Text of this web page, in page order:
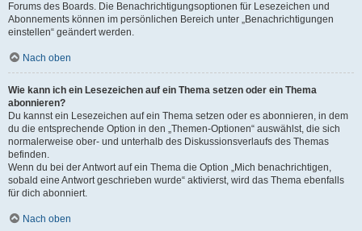
Forums des Boards. Die Benachrichtigungsoptionen für Lesezeichen und
Abonnements können im persönlichen Bereich unter „Benachrichtigungen
einstellen“ geändert werden.
Nach oben
Wie kann ich ein Lesezeichen auf ein Thema setzen oder ein Thema
abonnieren?
Du kannst ein Lesezeichen auf ein Thema setzen oder es abonnieren, in dem
du die entsprechende Option in den „Themen-Optionen“ auswählst, die sich
normalerweise ober- und unterhalb des Diskussionsverlaufs des Themas
befinden.
Wenn du bei der Antwort auf ein Thema die Option „Mich benachrichtigen,
sobald eine Antwort geschrieben wurde“ aktivierst, wird das Thema ebenfalls
für dich abonniert.
Nach oben